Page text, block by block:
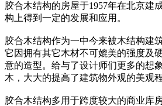
胶合木结构的房屋于1957年在北京建
构上得到一定的发展和应用。
胶合木结构作为一中今来被木结构建
它因拥有其它木材不可媲美的强度及
意的造型。给与了设计师们更多的想
木，大大的提高了建筑物外观的美观
胶合木结构多用于跨度较大的商业库